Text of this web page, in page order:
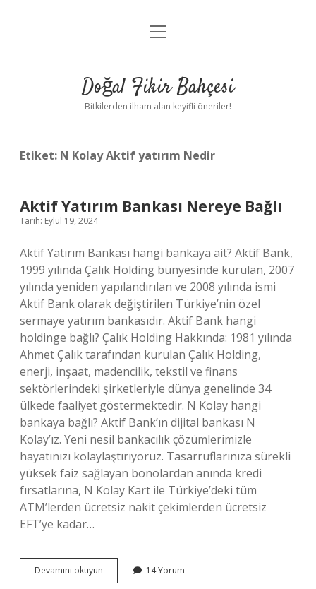
Anasayfa
Yasal Uyarı
menüyü
Doğal Fikir Bahçesi
Bitkilerden ilham alan keyifli öneriler!
Etiket: N Kolay Aktif yatırım Nedir
Aktif Yatırım Bankası Nereye Bağlı
Tarih: Eylül 19, 2024
Aktif Yatırım Bankası hangi bankaya ait? Aktif Bank,
1999 yılında Çalık Holding bünyesinde kurulan, 2007
yılında yeniden yapılandırılan ve 2008 yılında ismi
Aktif Bank olarak değiştirilen Türkiye’nin özel
sermaye yatırım bankasıdır. Aktif Bank hangi
holdinge bağlı? Çalık Holding Hakkında: 1981 yılında
Ahmet Çalık tarafından kurulan Çalık Holding,
enerji, inşaat, madencilik, tekstil ve finans
sektörlerindeki şirketleriyle dünya genelinde 34
ülkede faaliyet göstermektedir. N Kolay hangi
bankaya bağlı? Aktif Bank’ın dijital bankası N
Kolay’ız. Yeni nesil bankacılık çözümlerimizle
hayatınızı kolaylaştırıyoruz. Tasarruflarınıza sürekli
yüksek faiz sağlayan bonolardan anında kredi
fırsatlarına, N Kolay Kart ile Türkiye’deki tüm
ATM’lerden ücretsiz nakit çekimlerden ücretsiz
EFT’ye kadar…
Devamını okuyun
Yatırım
14 Yorum